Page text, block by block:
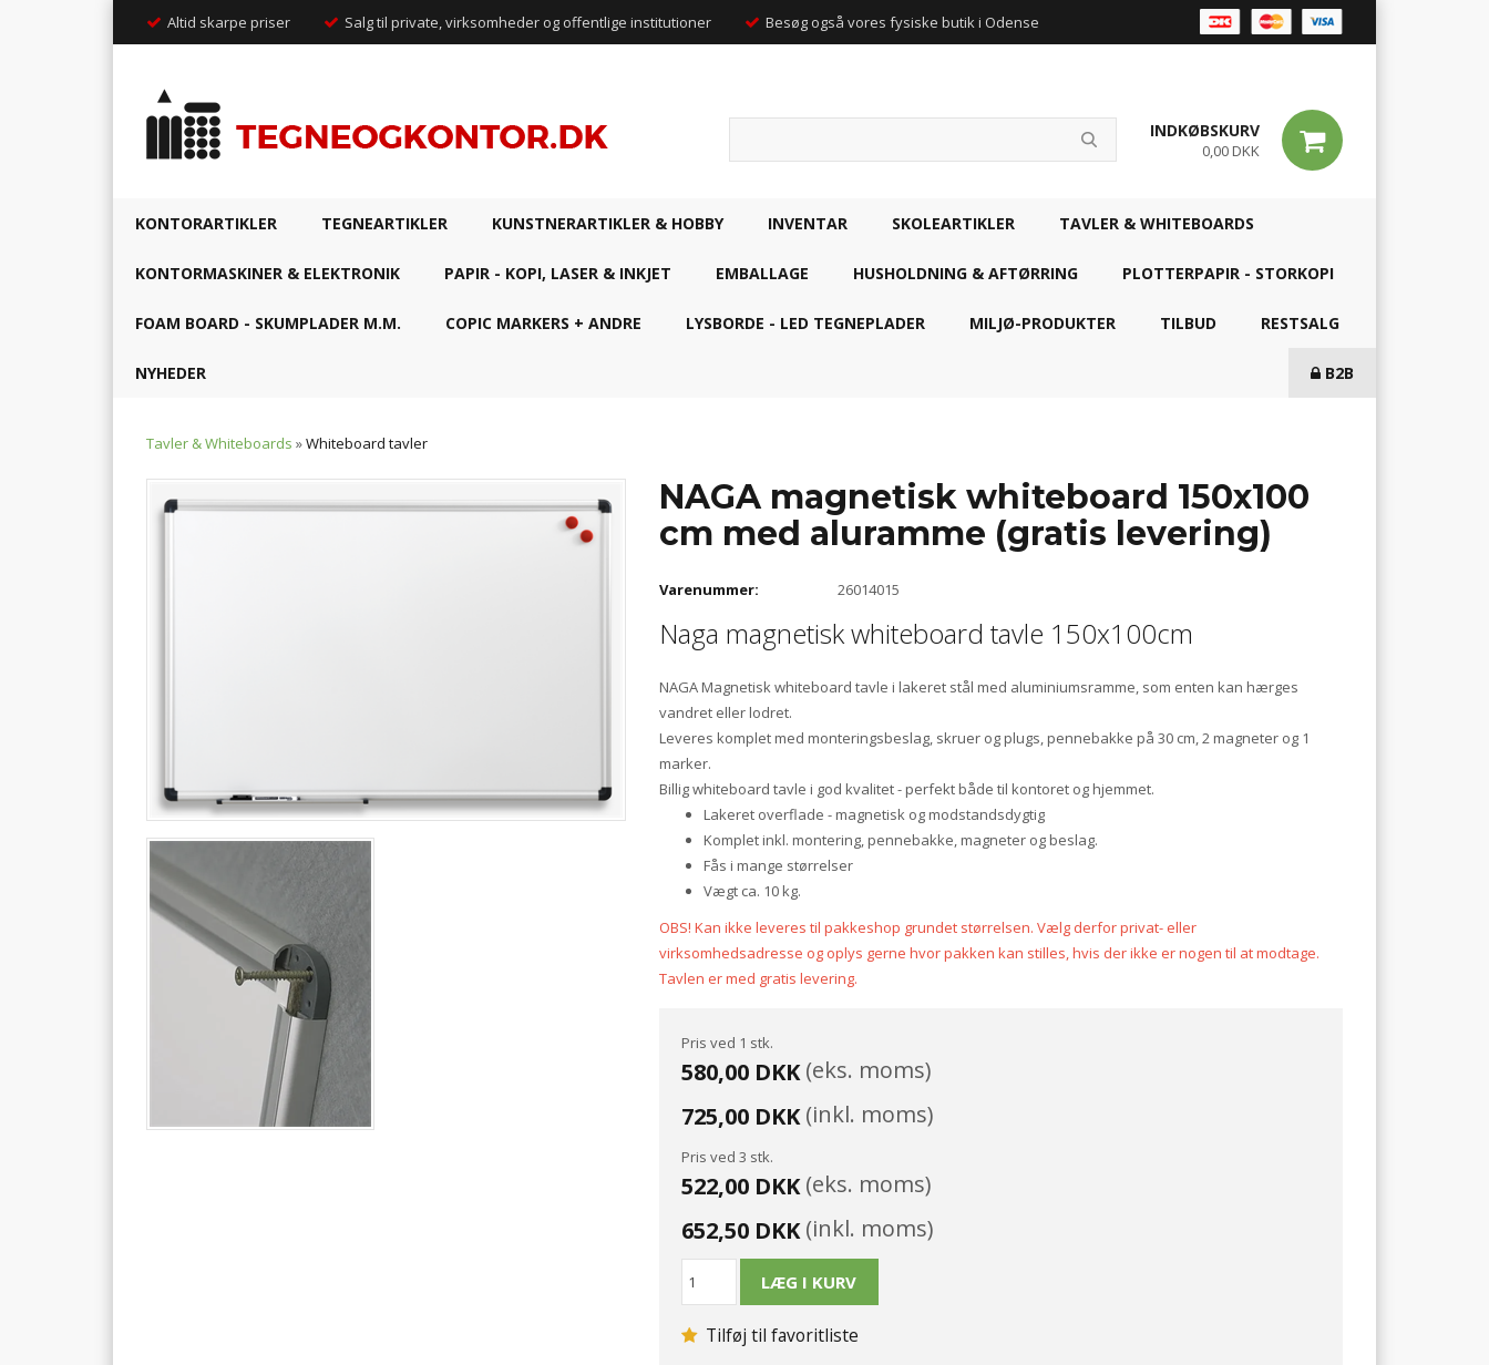
Altid skarpe priser Salg til private, virksomheder og offentlige institutioner Besøg også vores fysiske butik i Odense
INDKØBSKURV
0,00 DKK
KONTORARTIKLER TEGNEARTIKLER KUNSTNERARTIKLER & HOBBY INVENTAR SKOLEARTIKLER TAVLER & WHITEBOARDS
KONTORMASKINER & ELEKTRONIK PAPIR - KOPI, LASER & INKJET EMBALLAGE HUSHOLDNING & AFTØRRING PLOTTERPAPIR - STORKOPI
FOAM BOARD - SKUMPLADER M.M. COPIC MARKERS + ANDRE LYSBORDE - LED TEGNEPLADER MILJØ-PRODUKTER TILBUD RESTSALG
NYHEDER B2B
Tavler & Whiteboards »Whiteboard tavler
NAGA magnetisk whiteboard 150x100
cm med aluramme (gratis levering)
Varenummer: 26014015
Naga magnetisk whiteboard tavle 150x100cm
NAGA Magnetisk whiteboard tavle i lakeret stål med aluminiumsramme, som enten kan hærges
vandret eller lodret.
Leveres komplet med monteringsbeslag, skruer og plugs, pennebakke på 30 cm, 2 magneter og 1
marker.
Billig whiteboard tavle i god kvalitet - perfekt både til kontoret og hjemmet.
Lakeret overflade - magnetisk og modstandsdygtig
Komplet inkl. montering, pennebakke, magneter og beslag.
Fås i mange størrelser
Vægt ca. 10 kg.
OBS! Kan ikke leveres til pakkeshop grundet størrelsen. Vælg derfor privat- eller
virksomhedsadresse og oplys gerne hvor pakken kan stilles, hvis der ikke er nogen til at modtage.
Tavlen er med gratis levering.
Pris ved 1 stk.
580,00 DKK(eks. moms)
725,00 DKK(inkl. moms)
Pris ved 3 stk.
522,00 DKK(eks. moms)
652,50 DKK(inkl. moms)
Tilføj til favoritliste